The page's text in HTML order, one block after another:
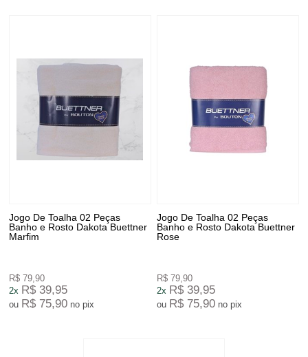
Jogo De Toalha 02 Peças
Banho e Rosto Dakota Buettner
Marfim
R$ 79,90
2x R$ 39,95
ou R$ 75,90 no pix
Jogo De Toalha 02 Peças
Banho e Rosto Dakota Buettner
Rose
R$ 79,90
2x R$ 39,95
ou R$ 75,90 no pix